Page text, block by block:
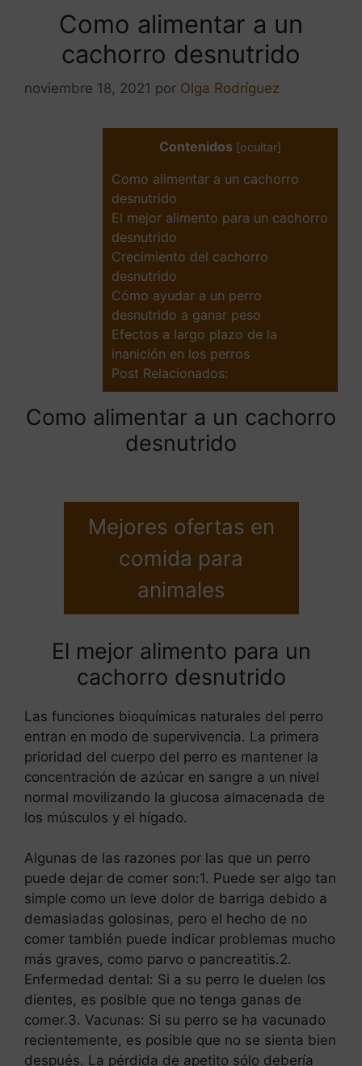
Como alimentar a un
cachorro desnutrido
noviembre 18, 2021 por Olga Rodríguez
Contenidos [ocultar]
Como alimentar a un cachorro
desnutrido
El mejor alimento para un cachorro
desnutrido
Crecimiento del cachorro
desnutrido
Cómo ayudar a un perro
desnutrido a ganar peso
Efectos a largo plazo de la
inanición en los perros
Post Relacionados:
Como alimentar a un cachorro
desnutrido
Mejores ofertas en
comida para
animales
El mejor alimento para un
cachorro desnutrido
Las funciones bioquímicas naturales del perro
entran en modo de supervivencia. La primera
prioridad del cuerpo del perro es mantener la
concentración de azúcar en sangre a un nivel
normal movilizando la glucosa almacenada de
los músculos y el hígado.
Algunas de las razones por las que un perro
puede dejar de comer son:1. Puede ser algo tan
simple como un leve dolor de barriga debido a
demasiadas golosinas, pero el hecho de no
comer también puede indicar problemas mucho
más graves, como parvo o pancreatitis.2.
Enfermedad dental: Si a su perro le duelen los
dientes, es posible que no tenga ganas de
comer.3. Vacunas: Si su perro se ha vacunado
recientemente, es posible que no se sienta bien
después. La pérdida de apetito sólo debería